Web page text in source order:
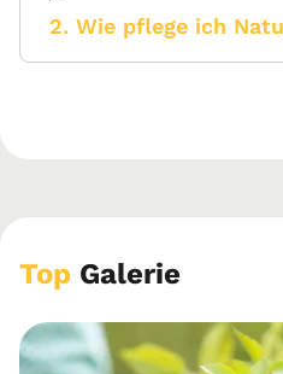
2. Wie pflege ich
Top Galerie